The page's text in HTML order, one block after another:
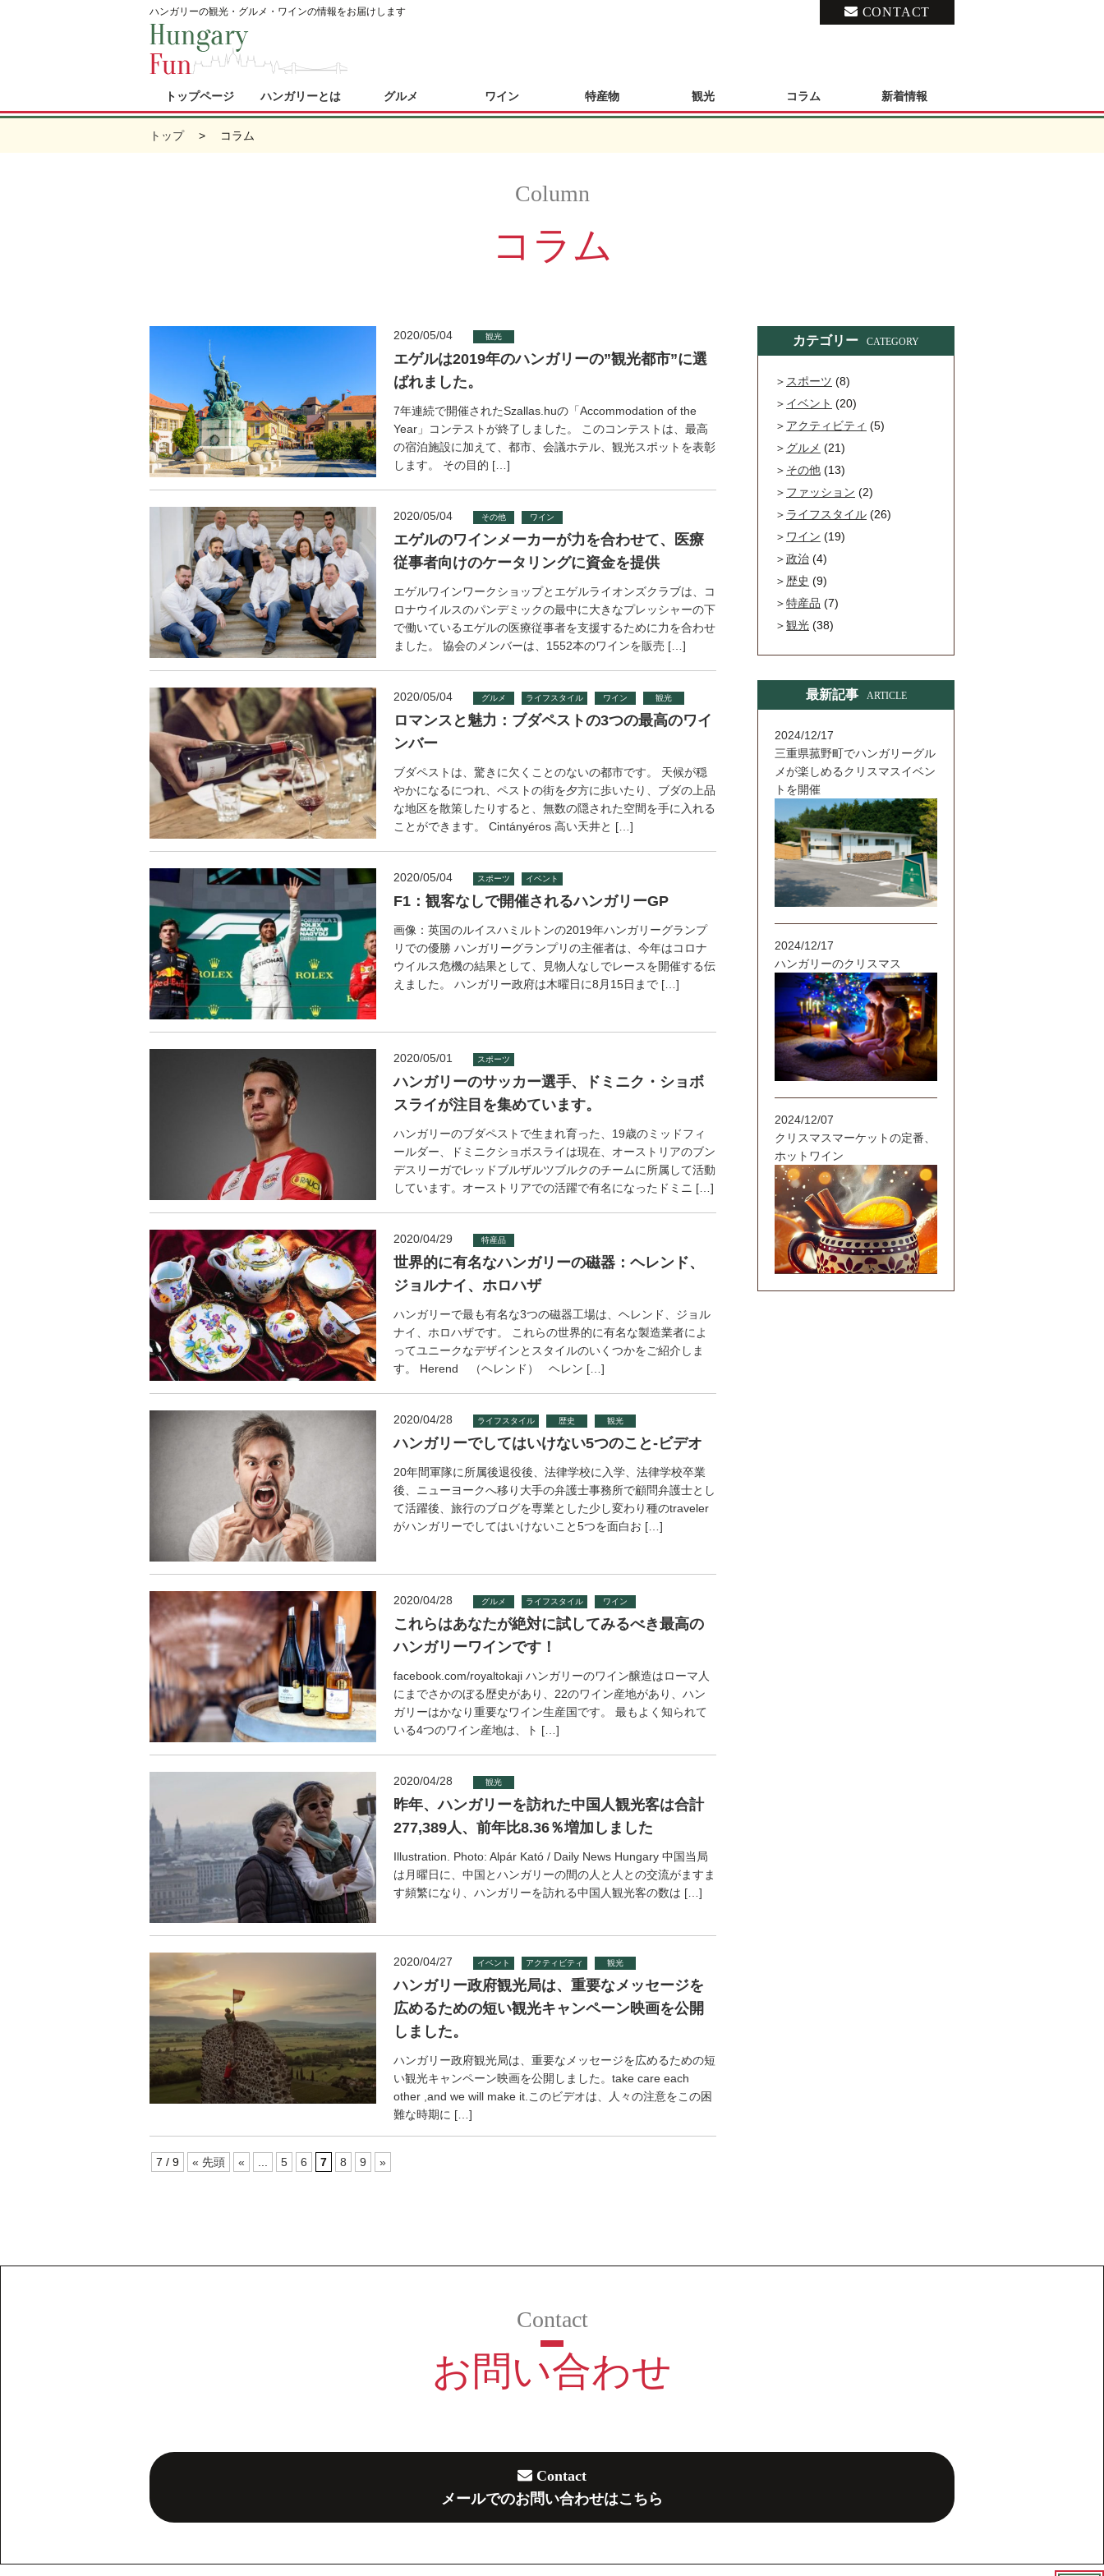
ハンガリーの観光・グルメ・ワインの情報をお届けします CONTACT
トップページ ハンガリーとは グルメ ワイン 特産物 観光 コラム 新着情報
トップ コラム
コラム
2020/05/04 観光
エゲルは2019年のハンガリーの”観光都市”に選
ばれました。
7年連続で開催されたSzallas.huの「Accommodation of the
Year」コンテストが終了しました。 このコンテストは、最高
の宿泊施設に加えて、都市、会議ホテル、観光スポットを表彰
します。 その目的 […]
2020/05/04 その他 ワイン
エゲルのワインメーカーが力を合わせて、医療
従事者向けのケータリングに資金を提供
エゲルワインワークショップとエゲルライオンズクラブは、コ
ロナウイルスのパンデミックの最中に大きなプレッシャーの下
で働いているエゲルの医療従事者を支援するために力を合わせ
ました。 協会のメンバーは、1552本のワインを販売 […]
2020/05/04 グルメ ライフスタイル ワイン 観光
ロマンスと魅力：ブダペストの3つの最高のワイ
ンバー
ブダペストは、驚きに欠くことのないの都市です。 天候が穏
やかになるにつれ、ペストの街を夕方に歩いたり、ブダの上品
な地区を散策したりすると、無数の隠された空間を手に入れる
ことができます。 Cintányéros 高い天井と […]
2020/05/04 スポーツ イベント
F1：観客なしで開催されるハンガリーGP
画像：英国のルイスハミルトンの2019年ハンガリーグランプ
リでの優勝 ハンガリーグランプリの主催者は、今年はコロナ
ウイルス危機の結果として、見物人なしでレースを開催する伝
えました。 ハンガリー政府は木曜日に8月15日まで […]
2020/05/01 スポーツ
ハンガリーのサッカー選手、ドミニク・ショボ
スライが注目を集めています。
ハンガリーのブダペストで生まれ育った、19歳のミッドフィ
ールダー、ドミニクショボスライは現在、オーストリアのブン
デスリーガでレッドブルザルツブルクのチームに所属して活動
しています。オーストリアでの活躍で有名になったドミニ […]
2020/04/29 特産品
世界的に有名なハンガリーの磁器：ヘレンド、
ジョルナイ、ホロハザ
ハンガリーで最も有名な3つの磁器工場は、ヘレンド、ジョル
ナイ、ホロハザです。 これらの世界的に有名な製造業者によ
ってユニークなデザインとスタイルのいくつかをご紹介しま
す。 Herend （ヘレンド） ヘレン […]
2020/04/28 ライフスタイル 歴史 観光
ハンガリーでしてはいけない5つのこと-ビデオ
20年間軍隊に所属後退役後、法律学校に入学、法律学校卒業
後、ニューヨークへ移り大手の弁護士事務所で顧問弁護士とし
て活躍後、旅行のブログを専業とした少し変わり種のtraveler
がハンガリーでしてはいけないこと5つを面白お […]
2020/04/28 グルメ ライフスタイル ワイン
これらはあなたが絶対に試してみるべき最高の
ハンガリーワインです！
facebook.com/royaltokaji ハンガリーのワイン醸造はローマ人
にまでさかのぼる歴史があり、22のワイン産地があり、ハン
ガリーはかなり重要なワイン生産国です。 最もよく知られて
いる4つのワイン産地は、ト […]
2020/04/28 観光
昨年、ハンガリーを訪れた中国人観光客は合計
277,389人、前年比8.36％増加しました
Illustration. Photo: Alpár Kató / Daily News Hungary 中国当局
は月曜日に、中国とハンガリーの間の人と人との交流がますま
す頻繁になり、ハンガリーを訪れる中国人観光客の数は […]
2020/04/27 イベント アクティビティ 観光
ハンガリー政府観光局は、重要なメッセージを
広めるための短い観光キャンペーン映画を公開
しました。
ハンガリー政府観光局は、重要なメッセージを広めるための短
い観光キャンペーン映画を公開しました。take care each
other ,and we will make it.このビデオは、人々の注意をこの困
難な時期に […]
7 / 9 « 先頭 « 5 6 7 8 9 »
カテゴリー CATEGORY
スポーツ (8)
イベント (20)
アクティビティ (5)
グルメ (21)
その他 (13)
ファッション (2)
ライフスタイル (26)
ワイン (19)
政治 (4)
歴史 (9)
特産品 (7)
観光 (38)
最新記事 ARTICLE
2024/12/17
三重県菰野町でハンガリーグル
メが楽しめるクリスマスイベン
トを開催
2024/12/17
ハンガリーのクリスマス
2024/12/07
クリスマスマーケットの定番、
ホットワイン
お問い合わせ
Contact
メールでのお問い合わせはこちら